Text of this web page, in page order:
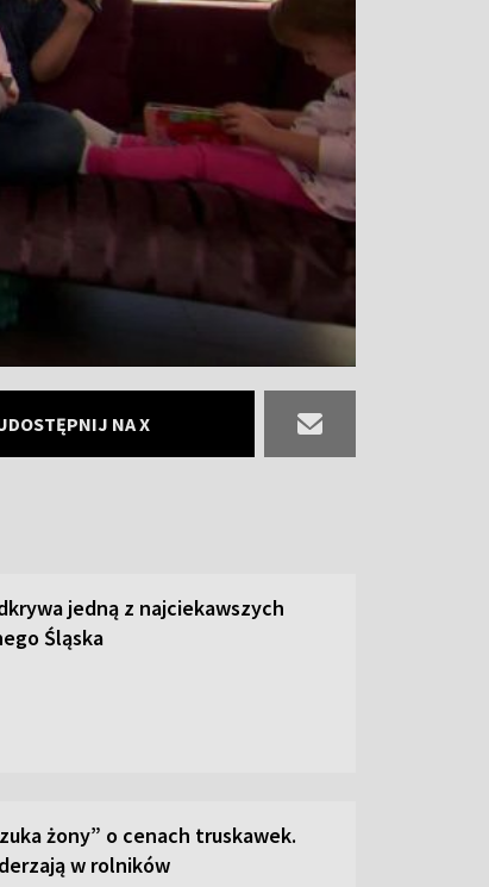
NA X
jedną z najciekawszych
Śląska
żony” o cenach truskawek.
w rolników